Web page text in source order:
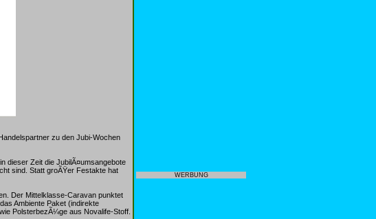
zu den Jubi-Wochen
dieser Zeit die JubilÃ¤umsangebote
sind. Statt groÃŸer Festakte hat
Der Mittelklasse-Caravan punktet
Ambiente Paket (indirekte
PolsterbezÃ¼ge aus Novalife-Stoff.
WERBUNG